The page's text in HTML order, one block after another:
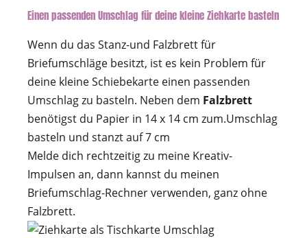
Einen passenden Umschlag für deine kleine Ziehkarte basteln
Wenn du das Stanz-und Falzbrett für
Briefumschläge besitzt, ist es kein Problem für
deine kleine Schiebekarte einen passenden
Umschlag zu basteln. Neben dem Falzbrett
benötigst du Papier in 14 x 14 cm zum.Umschlag
basteln und stanzt auf 7 cm
Melde dich rechtzeitig zu meine Kreativ-
Impulsen an, dann kannst du meinen
Briefumschlag-Rechner verwenden, ganz ohne
Falzbrett.